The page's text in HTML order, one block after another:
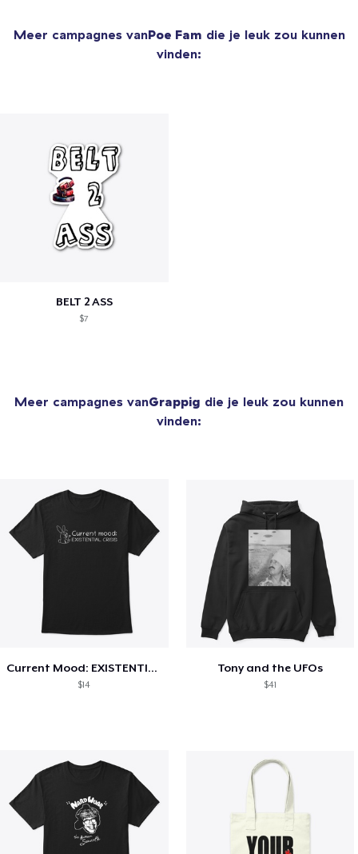
Meer campagnes vanPoe Fam die je leuk zou kunnen
vinden:
BELT 2 ASS
$7
Meer campagnes vanGrappig die je leuk zou kunnen
vinden:
Current Mood: EXISTENTIAL CRISIS
$14
Tony and the UFOs
$41